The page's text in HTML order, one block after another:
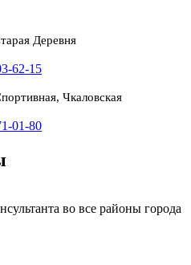
Деревня
62-15
Чкаловская
01-80
во все районы города